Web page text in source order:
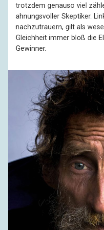
trotzdem genauso viel
ahnungsvoller Skeptiker.
nachzutrauern, gilt als
Gleichheit immer bloß die
Gewinner.